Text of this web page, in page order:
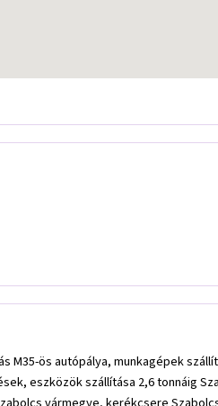
beton pumpa mentés Nyíregyháza, emelőgép mentés Nyíregyháza, rakodó gép mentés Nyíregyháza, építőipari gép mentés Nyíregyháza, gépek szállítása 2,6 tonnáig Nyíregyháza, gyorsszerviz Nyíregyháza, autómentés Nyíregyháza, személy- és tehergépkocsi mentése-szállítása Nyíregyháza, lemerült személygépkocsi mentése Nyíregyháza, személygépkocsi szállítása Nyíregyháza, sérült személygépkocsi szállítása Nyíregyháza, motor szállítása Nyíregyháza, motor mentése Nyíregyháza, autómentő Nyíregyháza, autómentés non-stop Nyíregyháza, autómentés 0-24 órában Nyíregyháza, gépkocsi mentés Nyíregyháza, építőipari kisgép szállítás Nyíregyháza, Nyíregyházi gyorsszerviz, Nyíregyházi autómentés, Nyíregyházi személy- és tehergépkocsi mentése-szállítása, Nyíregyházi lemerült személygépkocsi mentése, Nyíregyházi személygépkocsi szállítása, Nyíregyházi sérült személygépkocsi szállítása, Nyíregyházi motor szállítása, Nyíregyházi motor mentése, Nyíregyházi autómentő, Nyíregyházi autómentés non-stop, Nyíregyházi autómentés 0-24 órában, Nyíregyházi gépkocsi mentés, Nyíregyházi építőipari kisgép szállítás, autómentés Nyíregyházi expressz kiszállással, műszaki mentés Nyíregyháza, gépek, berendezések, eszközök szállítása 2,6 tonnáig Nyíregyháza, futóműsérült autó esetén hidraulikus segédkerék Nyíregyháza, törhető hidraplató járművek biztonságos mentése Nyíregyháza, bikázás Nyíregyháza, kerékcsere Nyíregyháza, kisteherautó mentés Nyíregyháza, gyorsszerviz Nyíregyháza, autómentés Nyíregyháza, személy- és tehergépkocsi mentése-szállítása Nyíregyháza, lemerült személygépkocsi mentése Nyíregyháza, személygépkocsi szállítása Nyíregyháza, sérült személygépkocsi szállítása Nyíregyháza, motor szállítása Nyíregyháza, motor mentése Nyíregyháza, autómentő Nyíregyháza, autómentés non-stop